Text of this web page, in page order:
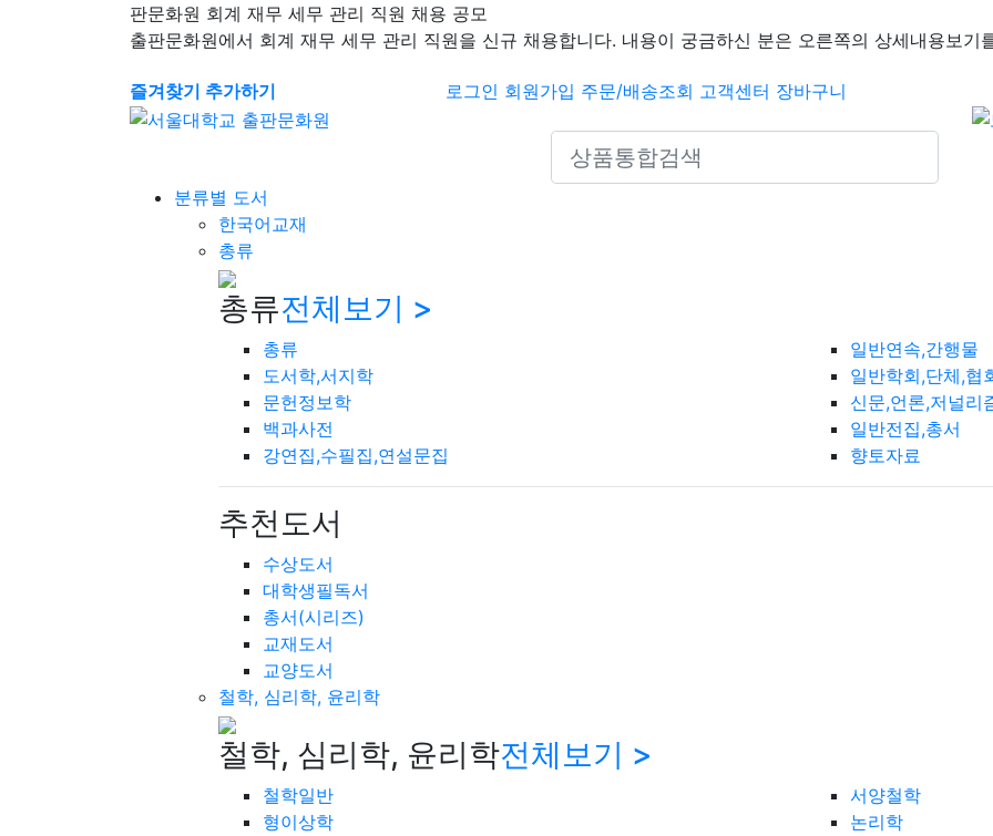
판문화원 회계 재무 세무 관리 직원 채용 공모
출판문화원에서 회계 재무 세무 관리 직원을 신규 채용합니다. 내용이 궁금하신 분은 오른쪽의 상세내용보기
즐겨찾기 추가하기 로그인 회원가입 주문/배송조회 고객센터 장바구니
Search icons
분류별 도서
한국어교재
총류
총류전체보기 >
총류
도서학,서지학
문헌정보학
백과사전
강연집,수필집,연설문집
일반연속,간행물
일반학회,단체,협
신문,언론,저널리
일반전집,총서
향토자료
추천도서
수상도서
대학생필독서
총서(시리즈)
교재도서
교양도서
철학, 심리학, 윤리학
철학, 심리학, 윤리학전체보기 >
철학일반
형이상학
서양철학
논리학